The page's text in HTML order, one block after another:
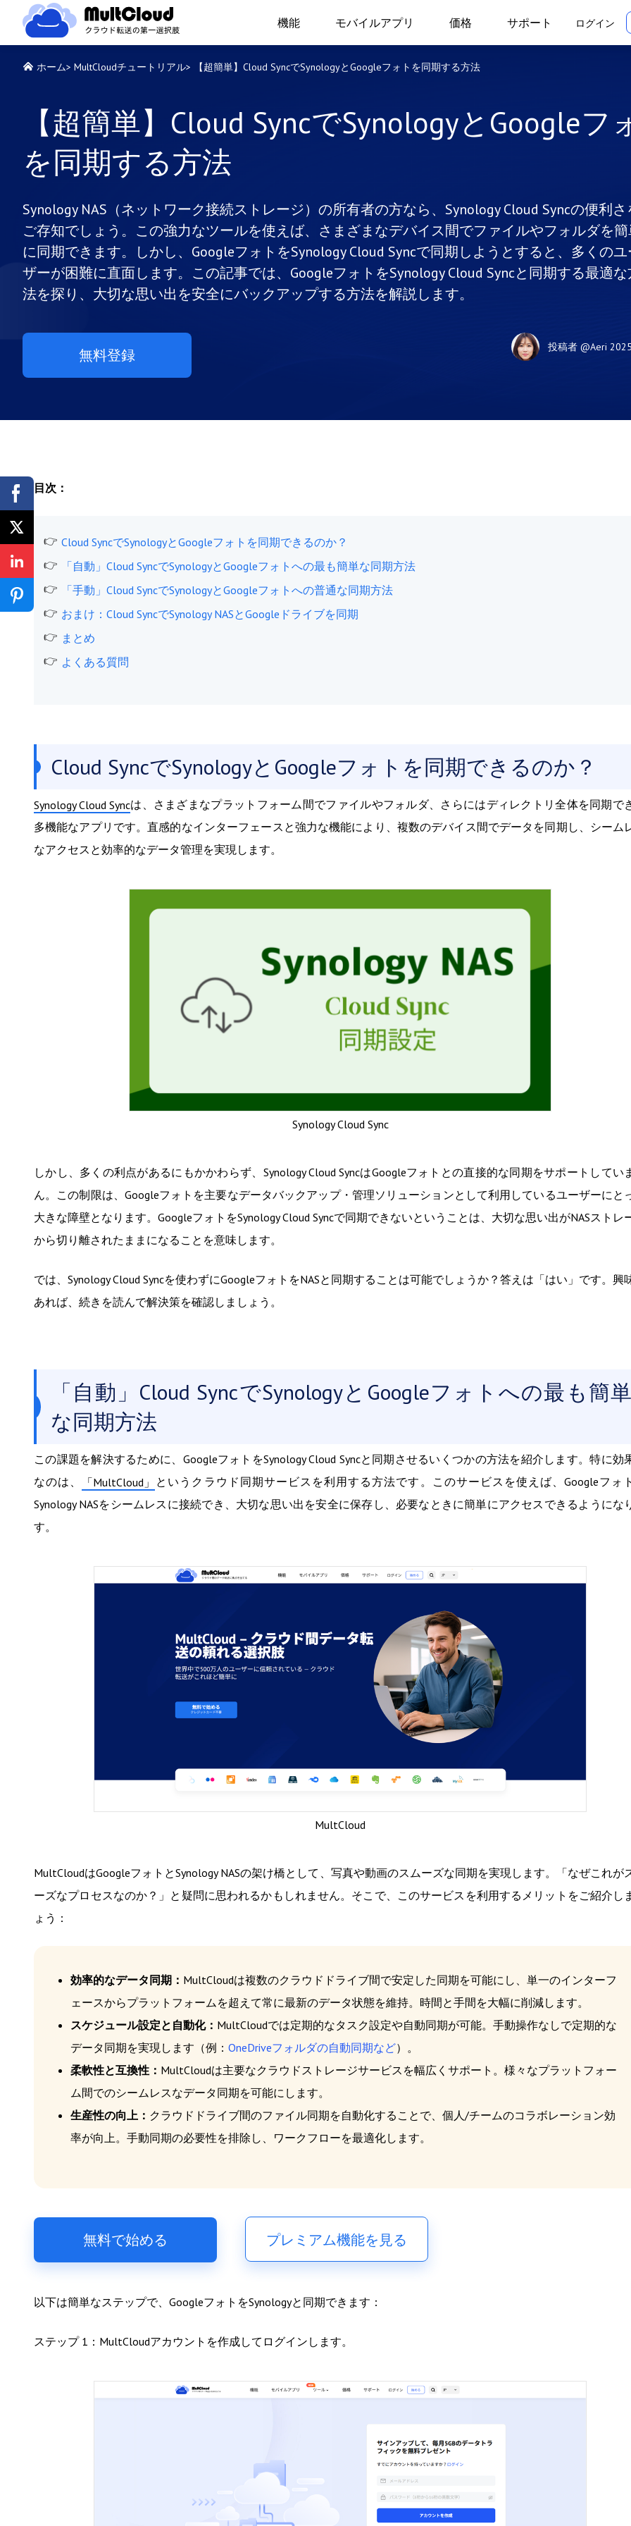
機能 モバイルアプリ 価格 サポート ログイン
ホーム> MultCloudチュートリアル> 【超簡単】Cloud SyncでSynologyとGoogleフォトを同期する方法
【超簡単】Cloud SyncでSynologyとGoogleフ
を同期する方法
Synology NAS（ネットワーク接続ストレージ）の所有者の方なら、Synology Cloud Syncの便利さ
ご存知でしょう。この強力なツールを使えば、さまざまなデバイス間でファイルやフォルダを
に同期できます。しかし、GoogleフォトをSynology Cloud Syncで同期しようとすると、多くの
ザーが困難に直面します。この記事では、GoogleフォトをSynology Cloud Syncと同期する最適
法を探り、大切な思い出を安全にバックアップする方法を解説します。
無料登録 投稿者 @Aeri
目次：
Cloud SyncでSynologyとGoogleフォトを同期できるのか？
「自動」Cloud SyncでSynologyとGoogleフォトへの最も簡単な同期方法
「手動」Cloud SyncでSynologyとGoogleフォトへの普通な同期方法
おまけ：Cloud SyncでSynology NASとGoogleドライブを同期
まとめ
よくある質問
Cloud SyncでSynologyとGoogleフォトを同期できるのか？
Synology Cloud Syncは、さまざまなプラットフォーム間でファイルやフォルダ、さらにはディレクトリ全体を同期で
多機能なアプリです。直感的なインターフェースと強力な機能により、複数のデバイス間でデータを同期し、シーム
なアクセスと効率的なデータ管理を実現します。
Synology Cloud Sync
しかし、多くの利点があるにもかかわらず、Synology Cloud SyncはGoogleフォトとの直接的な同期をサポートしてい
ん。この制限は、Googleフォトを主要なデータバックアップ・管理ソリューションとして利用しているユーザーにと
大きな障壁となります。GoogleフォトをSynology Cloud Syncで同期できないということは、大切な思い出がNASストレ
から切り離されたままになることを意味します。
では、Synology Cloud Syncを使わずにGoogleフォトをNASと同期することは可能でしょうか？答えは「はい」です。興
あれば、続きを読んで解決策を確認しましょう。
「自動」Cloud SyncでSynologyとGoogleフォトへの最も簡
な同期方法
この課題を解決するために、GoogleフォトをSynology Cloud Syncと同期させるいくつかの方法を紹介します。特に効
なのは、
「MultCloud」 というクラウド同期サービスを利用する方法です。このサービスを使えば、Googleフォ
Synology NASをシームレスに接続でき、大切な思い出を安全に保存し、必要なときに簡単にアクセスできるようにな
す。
MultCloud
MultCloudはGoogleフォトとSynology NASの架け橋として、写真や動画のスムーズな同期を実現します。「なぜこれが
ーズなプロセスなのか？」と疑問に思われるかもしれません。そこで、このサービスを利用するメリットをご紹介し
ょう：
効率的なデータ同期： MultCloudは複数のクラウドドライブ間で安定した同期を可能にし、単一のインターフ
ェースからプラットフォームを超えて常に最新のデータ状態を維持。時間と手間を大幅に削減します。
スケジュール設定と自動化： MultCloudでは定期的なタスク設定や自動同期が可能。手動操作なしで定期的な
データ同期を実現します（例： OneDriveフォルダの自動同期など）。
柔軟性と互換性： MultCloudは主要なクラウドストレージサービスを幅広くサポート。様々なプラットフォー
ム間でのシームレスなデータ同期を可能にします。
生産性の向上： クラウドドライブ間のファイル同期を自動化することで、個人/チームのコラボレーション効
率が向上。手動同期の必要性を排除し、ワークフローを最適化します。
無料で始める プレミアム機能を見る
以下は簡単なステップで、GoogleフォトをSynologyと同期できます：
ステップ 1：MultCloudアカウントを作成してログインします。